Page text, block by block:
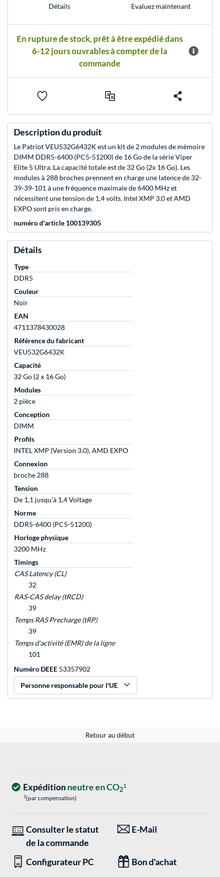
Détails Evaluez maintenant
En rupture de stock, prêt à être expédié dans
6-12 jours ouvrables à compter de la
commande
Description du produit
Le Patriot VEU532G6432K est un kit de 2 modules de mémoire
DIMM DDR5-6400 (PC5-51200) de 16 Go de la série Viper
Elite 5 Ultra. La capacité totale est de 32 Go (2x 16 Go). Les
modules à 288 broches prennent en charge une latence de 32-
39-39-101 à une fréquence maximale de 6400 MHz et
nécessitent une tension de 1,4 volts. Intel XMP 3.0 et AMD
EXPO sont pris en charge.
numéro d'article 100139305
Détails
Type
DDR5
Couleur
Noir
EAN
4711378430028
Référence du fabricant
VEU532G6432K
Capacité
32 Go (2 x 16 Go)
Modules
2 pièce
Conception
DIMM
Profils
INTEL XMP (Version 3.0), AMD EXPO
Connexion
broche 288
Tension
De 1,1 jusqu'à 1,4 Voltage
Norme
DDR5-6400 (PC5-51200)
Horloge physique
3200 MHz
Timings
CAS Latency (CL)
32
RAS-CAS delay (tRCD)
39
Temps RAS Precharge (tRP)
39
Temps d'activité (EMR) de la ligne
101
Numéro DEEE 53357902
Personne responsable pour l'UE
Retour au début
Expéditionneutre en CO21
1(par compensation)
Consulter le statut
de la commande
E-Mail
Configurateur PC Bon d'achat